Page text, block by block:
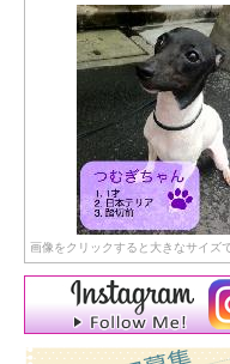
画像をクリックすると大きなサイズ